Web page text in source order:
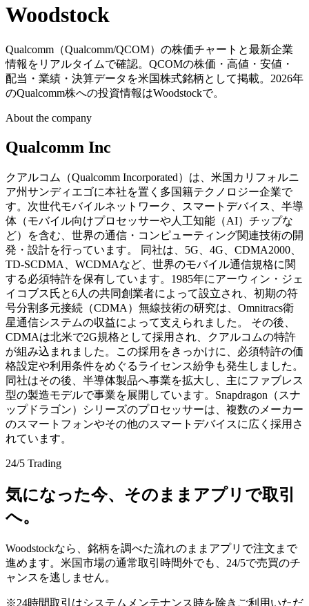
Woodstock
Qualcomm（Qualcomm/QCOM）の株価チャートと最新企業
情報をリアルタイムで確認。QCOMの株価・高値・安値・
配当・業績・決算データを米国株式銘柄として掲載。2026年
のQualcomm株への投資情報はWoodstockで。
About the company
Qualcomm Inc
クアルコム（Qualcomm Incorporated）は、米国カリフォルニ
ア州サンディエゴに本社を置く多国籍テクノロジー企業で
す。次世代モバイルネットワーク、スマートデバイス、半導
体（モバイル向けプロセッサーや人工知能（AI）チップな
ど）を含む、世界の通信・コンピューティング関連技術の開
発・設計を行っています。 同社は、5G、4G、CDMA2000、
TD-SCDMA、WCDMAなど、世界のモバイル通信規格に関
する必須特許を保有しています。1985年にアーウィン・ジェ
イコブス氏と6人の共同創業者によって設立され、初期の符
号分割多元接続（CDMA）無線技術の研究は、Omnitracs衛
星通信システムの収益によって支えられました。 その後、
CDMAは北米で2G規格として採用され、クアルコムの特許
が組み込まれました。この採用をきっかけに、必須特許の価
格設定や利用条件をめぐるライセンス紛争も発生しました。
同社はその後、半導体製品へ事業を拡大し、主にファブレス
型の製造モデルで事業を展開しています。Snapdragon（スナ
ップドラゴン）シリーズのプロセッサーは、複数のメーカー
のスマートフォンやその他のスマートデバイスに広く採用さ
れています。
24/5 Trading
気になった今、そのままアプリで取引
へ。
Woodstockなら、銘柄を調べた流れのままアプリで注文まで
進めます。米国市場の通常取引時間外でも、24/5で売買のチ
ャンスを逃しません。
※24時間取引はシステムメンテナンス時を除きご利用いただ